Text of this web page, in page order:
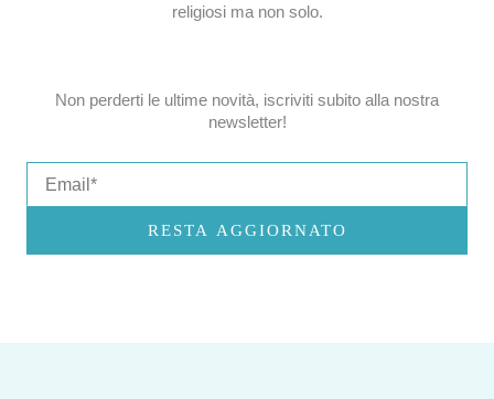
religiosi ma non solo.
Non perderti le ultime novità, iscriviti subito alla nostra
newsletter!
RESTA AGGIORNATO